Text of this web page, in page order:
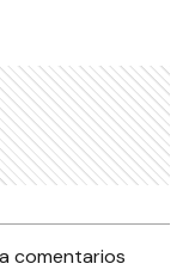
comentarios